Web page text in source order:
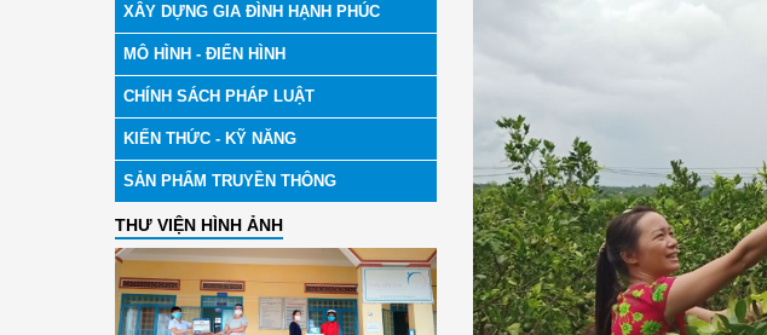
XÂY DỰNG GIA ĐÌNH HẠNH PHÚC
MÔ HÌNH - ĐIỂN HÌNH
CHÍNH SÁCH PHÁP LUẬT
KIẾN THỨC - KỸ NĂNG
SẢN PHẨM TRUYỀN THÔNG
THƯ VIỆN HÌNH ẢNH